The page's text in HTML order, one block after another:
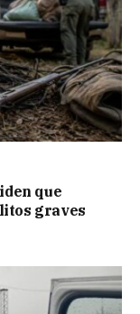
que
graves